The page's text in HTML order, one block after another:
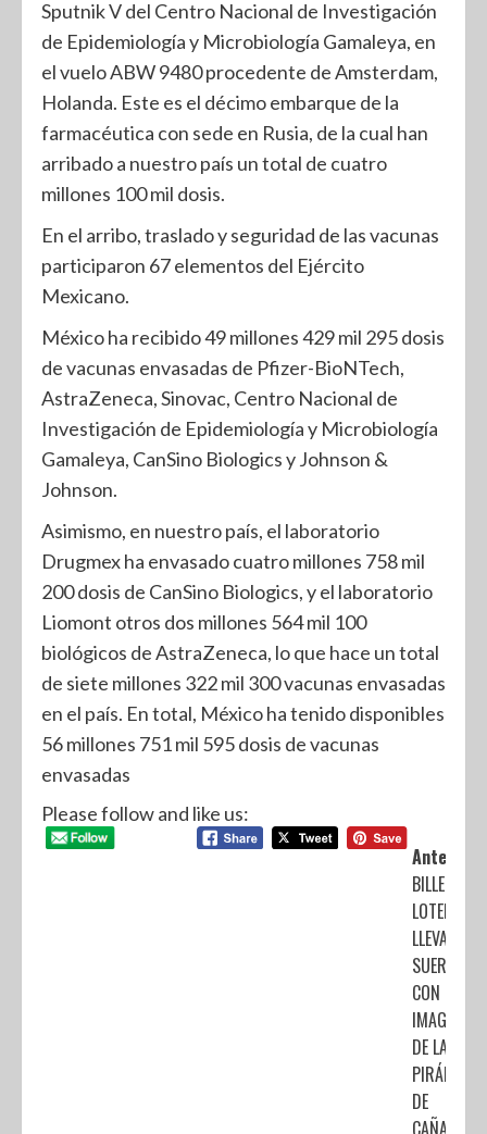
Sputnik V del Centro Nacional de Investigación
de Epidemiología y Microbiología Gamaleya, en
el vuelo ABW 9480 procedente de Amsterdam,
Holanda. Este es el décimo embarque de la
farmacéutica con sede en Rusia, de la cual han
arribado a nuestro país un total de cuatro
millones 100 mil dosis.
En el arribo, traslado y seguridad de las vacunas
participaron 67 elementos del Ejército
Mexicano.
México ha recibido 49 millones 429 mil 295 dosis
de vacunas envasadas de Pfizer-BioNTech,
AstraZeneca, Sinovac, Centro Nacional de
Investigación de Epidemiología y Microbiología
Gamaleya, CanSino Biologics y Johnson &
Johnson.
Asimismo, en nuestro país, el laboratorio
Drugmex ha envasado cuatro millones 758 mil
200 dosis de CanSino Biologics, y el laboratorio
Liomont otros dos millones 564 mil 100
biológicos de AstraZeneca, lo que hace un total
de siete millones 322 mil 300 vacunas envasadas
en el país. En total, México ha tenido disponibles
56 millones 751 mil 595 dosis de vacunas
envasadas
Please follow and like us:
Anterior:
BILLETE DE
LOTERÍA
LLEVA LA
SUERTE
CON LA
IMAGEN
DE LA
PIRÁMIDE
DE
CAÑADA